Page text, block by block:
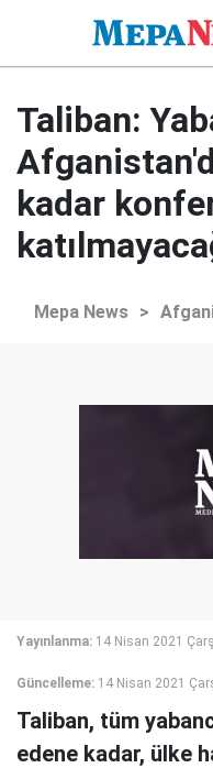
Taliban:
kadar
Mepa News >
Yayınlanma: 14 Nisan 2021
Güncelleme: 14 Nisan 2021
Taliban, tüm
edene kadar, ülke